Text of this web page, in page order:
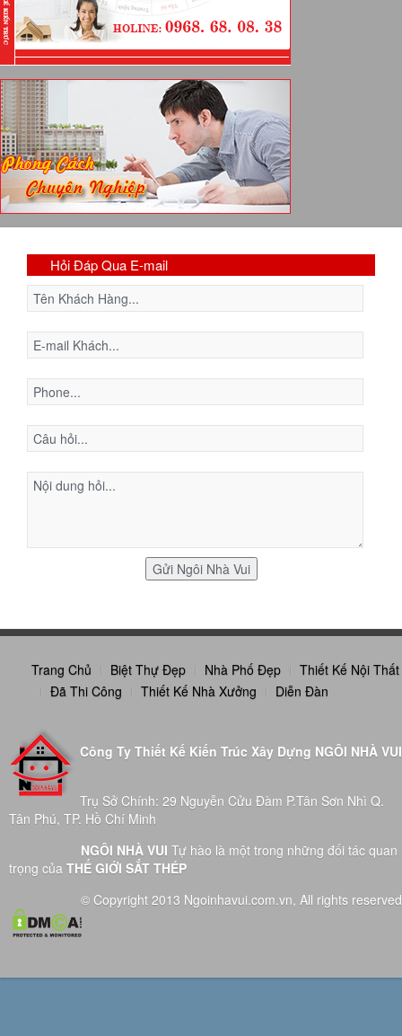
Hỏi Đáp Qua E-mail
Trang Chủ Biệt Thự Đẹp Nhà Phố Đẹp
Thiết Kế Nội Thất
Đã Thi Công
Thiết Kế Nhà Xưởng Diễn Đàn
Công Ty Thiết Kế Kiến Trúc Xây Dựng NGÔI NHÀ VUI
Trụ Sở Chính: 29 Nguyễn Cửu Đàm P.Tân Sơn Nhì Q.
Tân Phú, TP. Hồ Chí Minh
NGÔI NHÀ VUI Tự hào là một trong những đối tác quan
trọng của THẾ GIỚI SẮT THÉP
© Copyright 2013 Ngoinhavui.com.vn, All rights reserved